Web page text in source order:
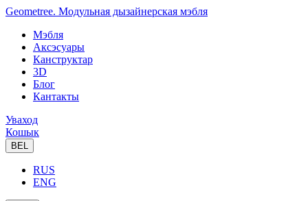
Geometree. Модульная дызайнерская мэбля
Мэбля
Аксэсуары
Канструктар
3D
Блог
Кантакты
Уваход
Кошык
BEL
RUS
ENG